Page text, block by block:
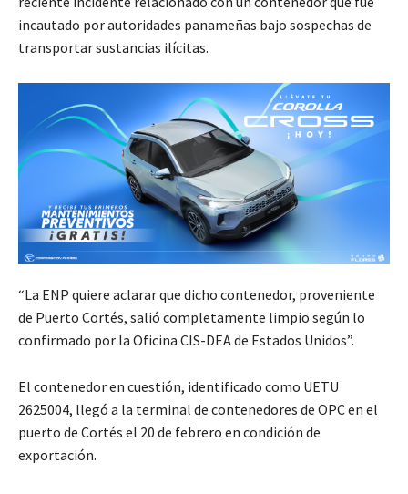
incautado por autoridades panameñas bajo sospechas de
transportar sustancias ilícitas.
“La ENP quiere aclarar que dicho contenedor, proveniente
de Puerto Cortés, salió completamente limpio según lo
confirmado por la Oficina CIS-DEA de Estados Unidos”.
El contenedor en cuestión, identificado como UETU
2625004, llegó a la terminal de contenedores de OPC en el
puerto de Cortés el 20 de febrero en condición de
exportación.